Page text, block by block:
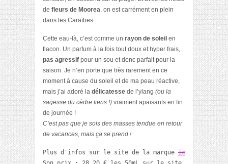
de fleurs de Moorea, on est carrément en plein
dans les Caraïbes.
Cette eau-là, c’est comme un rayon de soleil en
flacon. Un parfum à la fois tout doux et hyper frais,
pas agressif pour un sou et donc parfait pour la
saison. Je n’en porte que très rarement en ce
moment à cause du soleil et de ma peau réactive,
mais j’ai adoré la délicatesse de l’ylang (ou la
sagesse du cèdre tiens !) vraiment apaisants en fin
de journée !
C’est pas que je sois des masses tendue en retour
de vacances, mais ça se prend !
Plus d'infos sur le site de la marque ici